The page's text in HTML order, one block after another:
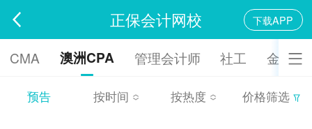
正保会计网校 下载APP
CMA 澳洲CPA 管理会计师 社工 金融综
预告 按时间 按热度 价格筛选